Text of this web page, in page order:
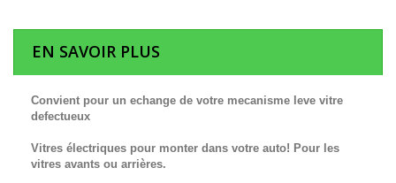
EN SAVOIR PLUS
Convient pour un echange de votre mecanisme leve vitre
defectueux
Vitres électriques pour monter dans votre auto! Pour les
vitres avants ou arrières.